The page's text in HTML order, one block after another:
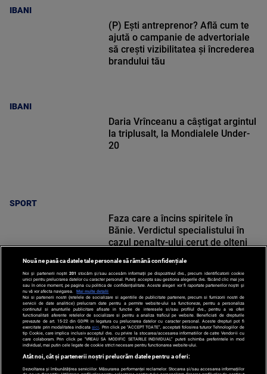
IBANI
IBANI
(P) Ești antreprenor? Află cum te
ajută o campanie de advertoriale
să crești vizibilitatea și încrederea
brandului tău
SPORT
Daria Vrînceanu a câştigat argintul
la triplusalt, la Mondialele Under-
20
SPORT
Faza care a încins spiritele în
Bănie. Verdictul specialistului în
cazul penalty-ului cerut de olteni
Nouă ne pasă ca datele tale personale să rămână confidențiale
Noi și partenerii noștri 201 stocăm și/sau accesăm informații pe dispozitivul dvs., precum identificatorii cookie
unici pentru prelucrarea datelor cu caracter personal. Puteți accepta sau gestiona alegerile dvs. făcând clic mai jos
sau în orice moment, pe pagina cu politica de confidențialitate. Aceste alegeri vor fi raportate partenerilor noștri și
nu vă vor afecta navigarea.
Mai multe detalii
Noi si partenerii nostri (retelele de socializare si agentiile de publicitate partenere, precum si furnizorii nostri de
servicii de date analitice) prelucram date pentru a permite website-ului sa functioneze, pentru a personaliza
continutul si anunturile publicitare afisate in functie de interesele si/sau profilul dvs., pentru a va oferi
functionalitati aferente retelelor de socializare si pentru a analiza traficul pe website. Beneficiati de drepturile
prevazute de art. 15-22 din GDPR in legatura cu prelucrarea datelor cu caracter personal. Aceste drepturi pot fi
exercitate prin modalitatea indicataaici . Prin click pe “ACCEPT TOATE”, acceptati folosirea tuturor Tehnologiilor de
tip Cookie, care implica inclusiv acceptul dvs. cu privire la stocarea/accesarea informatiilor de catre Vendor-ii cu
care colaboram. Prin click pe “VREAU SA MODIFIC SETARILE INDIVIDUAL” puteti schimba preferintele in mod
individual, mai putin cele legate de cookie strict necesare pentru functionarea website-ului.
Atât noi, cât și partenerii noștri prelucrăm datele pentru a oferi:
Dezvoltarea și îmbunătățirea serviciilor. Măsurarea performanței reclamelor. Stocarea și/sau accesarea informațiilor